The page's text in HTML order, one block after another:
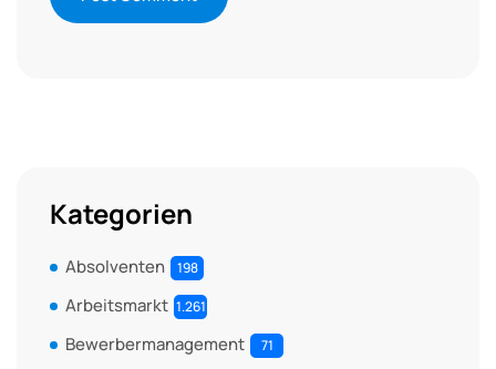
Kategorien
Absolventen 198
Arbeitsmarkt 1.261
Bewerbermanagement 71